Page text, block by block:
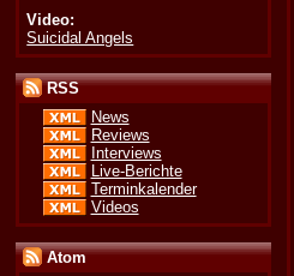
Video:
Suicidal Angels
RSS
News
Reviews
Interviews
Live-Berichte
Terminkalender
Videos
Atom